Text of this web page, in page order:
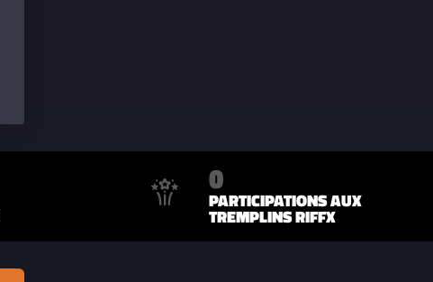
0
PARTICIPATIONS AUX
TREMPLINS RIFFX